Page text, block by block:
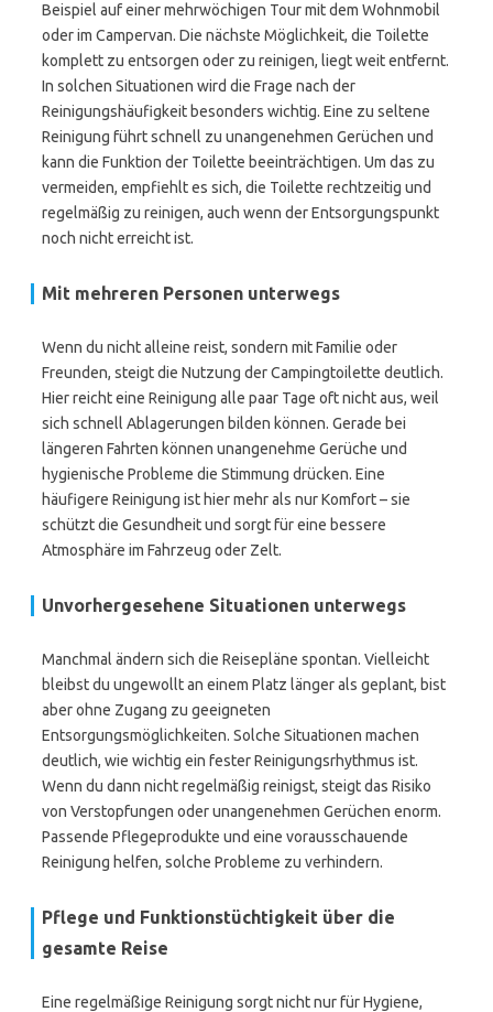
Beispiel auf einer mehrwöchigen Tour mit dem Wohnmobil
oder im Campervan. Die nächste Möglichkeit, die Toilette
komplett zu entsorgen oder zu reinigen, liegt weit entfernt.
In solchen Situationen wird die Frage nach der
Reinigungshäufigkeit besonders wichtig. Eine zu seltene
Reinigung führt schnell zu unangenehmen Gerüchen und
kann die Funktion der Toilette beeinträchtigen. Um das zu
vermeiden, empfiehlt es sich, die Toilette rechtzeitig und
regelmäßig zu reinigen, auch wenn der Entsorgungspunkt
noch nicht erreicht ist.
Mit mehreren Personen unterwegs
Wenn du nicht alleine reist, sondern mit Familie oder
Freunden, steigt die Nutzung der Campingtoilette deutlich.
Hier reicht eine Reinigung alle paar Tage oft nicht aus, weil
sich schnell Ablagerungen bilden können. Gerade bei
längeren Fahrten können unangenehme Gerüche und
hygienische Probleme die Stimmung drücken. Eine
häufigere Reinigung ist hier mehr als nur Komfort – sie
schützt die Gesundheit und sorgt für eine bessere
Atmosphäre im Fahrzeug oder Zelt.
Unvorhergesehene Situationen unterwegs
Manchmal ändern sich die Reisepläne spontan. Vielleicht
bleibst du ungewollt an einem Platz länger als geplant, bist
aber ohne Zugang zu geeigneten
Entsorgungsmöglichkeiten. Solche Situationen machen
deutlich, wie wichtig ein fester Reinigungsrhythmus ist.
Wenn du dann nicht regelmäßig reinigst, steigt das Risiko
von Verstopfungen oder unangenehmen Gerüchen enorm.
Passende Pflegeprodukte und eine vorausschauende
Reinigung helfen, solche Probleme zu verhindern.
Pflege und Funktionstüchtigkeit über die
gesamte Reise
Eine regelmäßige Reinigung sorgt nicht nur für Hygiene,